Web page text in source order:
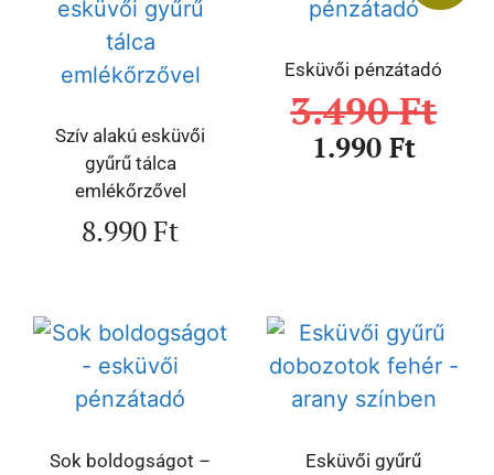
Szív alakú esküvői
gyűrű tálca
emlékőrzővel
8.990Ft
Esküvői pénzátadó
3.490Ft
1.990 Ft
Sok boldogságot –
Esküvői gyűrű